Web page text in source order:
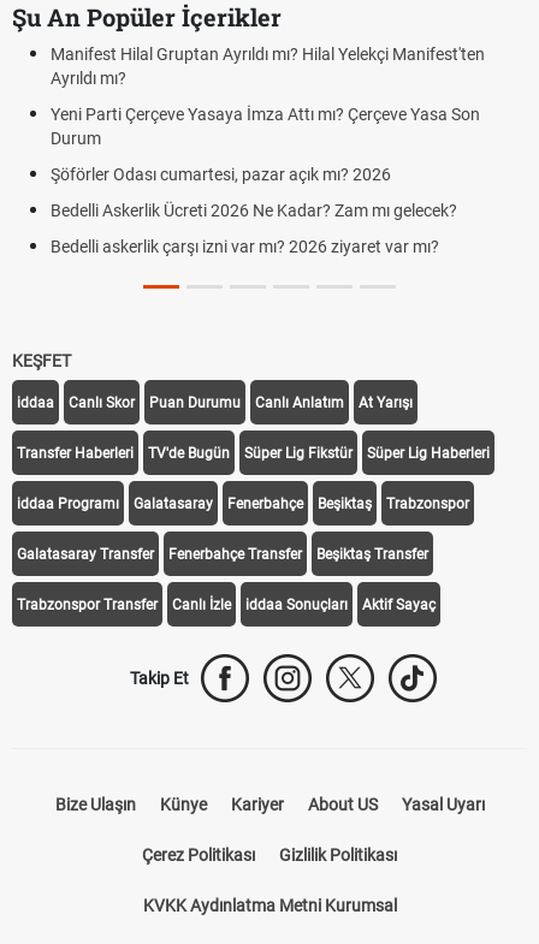
Şu An Popüler İçerikler
Manifest Hilal Gruptan Ayrıldı mı? Hilal Yelekçi Manifest'ten
Ayrıldı mı?
Yeni Parti Çerçeve Yasaya İmza Attı mı? Çerçeve Yasa Son
Durum
Şöförler Odası cumartesi, pazar açık mı? 2026
Bedelli Askerlik Ücreti 2026 Ne Kadar? Zam mı gelecek?
Bedelli askerlik çarşı izni var mı? 2026 ziyaret var mı?
KEŞFET
iddaa Canlı Skor Puan Durumu Canlı Anlatım At Yarışı
Transfer Haberleri TV'de Bugün Süper Lig Fikstür Süper Lig Haberleri
iddaa Programı Galatasaray Fenerbahçe Beşiktaş Trabzonspor
Galatasaray Transfer Fenerbahçe Transfer Beşiktaş Transfer
Trabzonspor Transfer Canlı İzle iddaa Sonuçları Aktif Sayaç
Takip Et
Bize Ulaşın Künye Kariyer About US Yasal Uyarı
Çerez Politikası Gizlilik Politikası
KVKK Aydınlatma Metni Kurumsal